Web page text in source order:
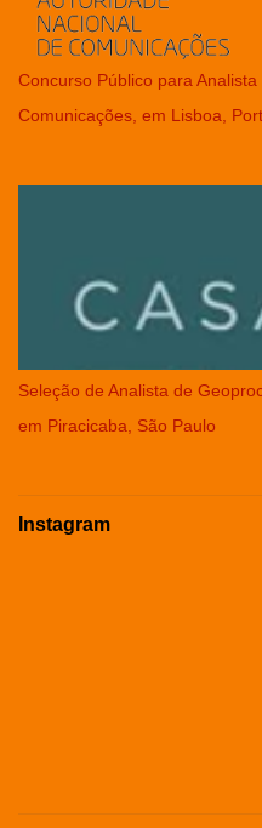
Concurso Público para
Comunicações, em Lisboa,
Seleção de Analista de
em Piracicaba, São Paulo
Instagram